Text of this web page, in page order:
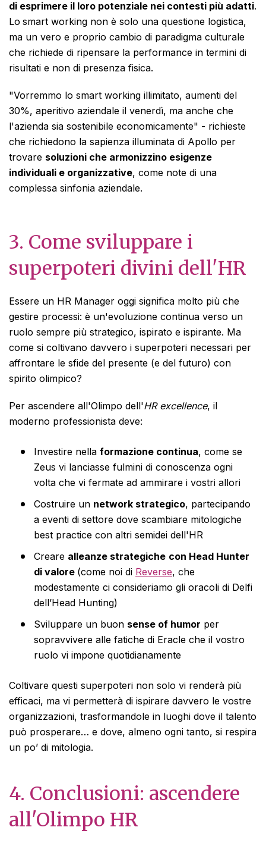
di esprimere il loro potenziale nei contesti più adatti.
Lo smart working non è solo una questione logistica,
ma un vero e proprio cambio di paradigma culturale
che richiede di ripensare la performance in termini di
risultati e non di presenza fisica.
"Vorremmo lo smart working illimitato, aumenti del
30%, aperitivo aziendale il venerdì, ma anche che
l'azienda sia sostenibile economicamente" - richieste
che richiedono la sapienza illuminata di Apollo per
trovare soluzioni che armonizzino esigenze
individuali e organizzative, come note di una
complessa sinfonia aziendale.
3. Come sviluppare i
superpoteri divini dell'HR
Essere un HR Manager oggi significa molto più che
gestire processi: è un'evoluzione continua verso un
ruolo sempre più strategico, ispirato e ispirante. Ma
come si coltivano davvero i superpoteri necessari per
affrontare le sfide del presente (e del futuro) con
spirito olimpico?
Per ascendere all'Olimpo dell'HR excellence, il
moderno professionista deve:
Investire nella formazione continua, come se
Zeus vi lanciasse fulmini di conoscenza ogni
volta che vi fermate ad ammirare i vostri allori
Costruire un network strategico, partecipando
a eventi di settore dove scambiare mitologiche
best practice con altri semidei dell'HR
Creare alleanze strategiche con Head Hunter
di valore (come noi di Reverse, che
modestamente ci consideriamo gli oracoli di Delfi
dell’Head Hunting)
Sviluppare un buon sense of humor per
sopravvivere alle fatiche di Eracle che il vostro
ruolo vi impone quotidianamente
Coltivare questi superpoteri non solo vi renderà più
efficaci, ma vi permetterà di ispirare davvero le vostre
organizzazioni, trasformandole in luoghi dove il talento
può prosperare… e dove, almeno ogni tanto, si respira
un po’ di mitologia.
4. Conclusioni: ascendere
all'Olimpo HR